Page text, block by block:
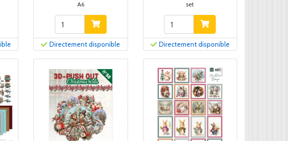
A6
Directement disponible
set
Directement disponible